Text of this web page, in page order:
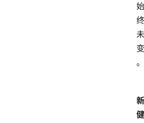
始
终
未
变
。
新
健